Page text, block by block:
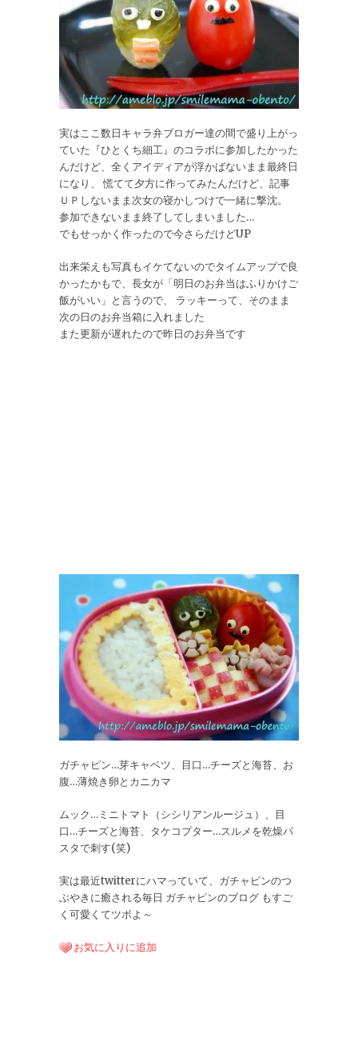
実はここ数日キャラ弁ブロガー達の間で盛り上がっ
ていた『ひとくち細工』のコラボに参加したかった
んだけど、全くアイディアが浮かばないまま最終日
になり、 慌てて夕方に作ってみたんだけど、記事
ＵＰしないまま次女の寝かしつけで一緒に撃沈。
参加できないまま終了してしまいました…
でもせっかく作ったので今さらだけどUP
出来栄えも写真もイケてないのでタイムアップで良
かったかもで、長女が「明日のお弁当はふりかけご
飯がいい」と言うので、 ラッキーって、そのまま
次の日のお弁当箱に入れました
また更新が遅れたので昨日のお弁当です
ガチャピン…芽キャベツ、目口…チーズと海苔、お
腹…薄焼き卵とカニカマ
ムック…ミニトマト（シシリアンルージュ）、目
口…チーズと海苔、タケコプター…スルメを乾燥パ
スタで刺す(笑)
実は最近twitterにハマっていて、ガチャピンのつ
ぶやきに癒される毎日 ガチャピンのブログ もすご
く可愛くてツボよ～
お気に入りに追加